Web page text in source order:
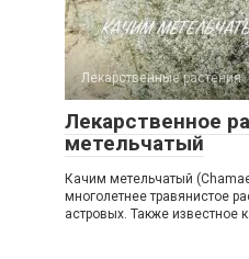
Лекарственные растения
Лекарственное
метельчатый
Качим метельчатый
многолетнее травянистое
астровых. Также известное